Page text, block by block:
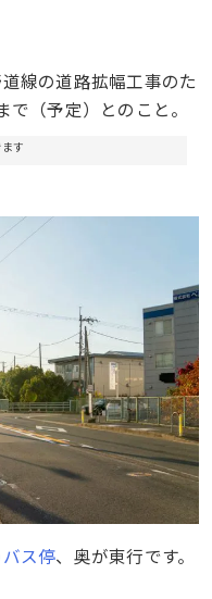
線の道路拡幅工事のた
（予定）とのこと。
す
ス停、奥が東行です。